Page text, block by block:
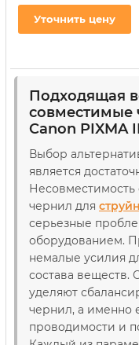
(C40/41SET-2)
Уточнить цену
Подходящая
совместимые
Canon PIXMA
Выбор
является
Несовместимость
чернил для
серьезные
оборудованием.
немалые усилия
состава
уделяют
чернил, а именно
проводимости и